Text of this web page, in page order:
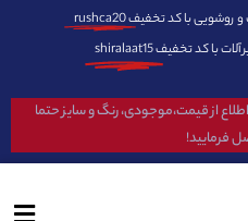
rushca20
shiralaat15
اطلاع از قیمت،موجودی، رنگ و سایز حتما
فرمایید!